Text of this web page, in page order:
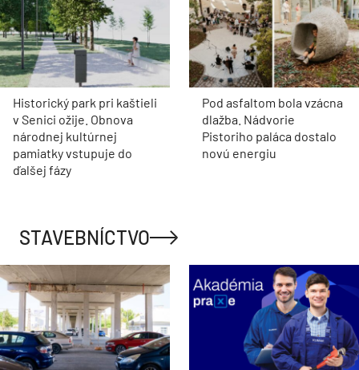
Historický park pri kaštieli
v Senici ožije. Obnova
národnej kultúrnej
pamiatky vstupuje do
ďalšej fázy
Pod asfaltom bola vzácna
dlažba. Nádvorie
Pistoriho paláca dostalo
novú energiu
STAVEBNÍCTVO